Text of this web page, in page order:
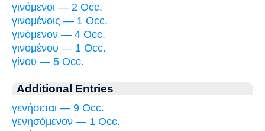
γινόμενοι — 2 Occ.
γινομένοις — 1 Occ.
γινόμενον — 4 Occ.
γινομένου — 1 Occ.
γίνου — 5 Occ.
Additional Entries
γενήσεται — 9 Occ.
γενησόμενον — 1 Occ.